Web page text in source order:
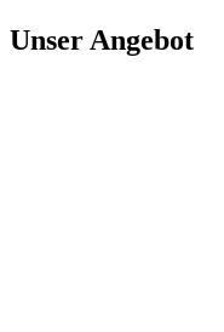
Unser Angebot